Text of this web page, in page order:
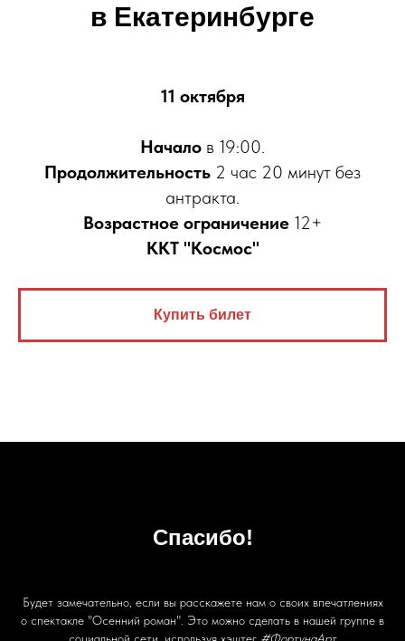
в Екатеринбурге
11 октября
Начало в 19:00.
Продолжительность 2 час 20 минут без
антракта.
Возрастное ограничение12+
ККТ "Космос"
Купить билет
Спасибо!
Будет замечательно, если вы расскажете нам о своих впечатлениях
о спектакле "Осенний роман". Это можно сделать в нашей группе в
социальной сети, используя хэштег #ФортунаАрт